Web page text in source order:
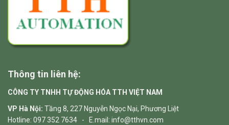
Thông tin liên hệ:
CÔNG TY TNHH TỰ ĐỘNG HÓA TTH VIỆT NAM
VP Hà Nội: Tầng 8, 227 Nguyễn Ngọc Nại, Phương Liệt
Hotline: 097 352 7634 - E.mail: info@tthvn.com